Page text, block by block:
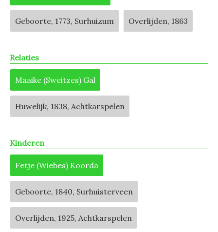
Geboorte, 1773, Surhuizum Overlijden, 1863
Relaties
Maaike (Sweitzes) Gal
Huwelijk, 1838, Achtkarspelen
Kinderen
Fetje (Wiebes) Koorda
Geboorte, 1840, Surhuisterveen
Overlijden, 1925, Achtkarspelen